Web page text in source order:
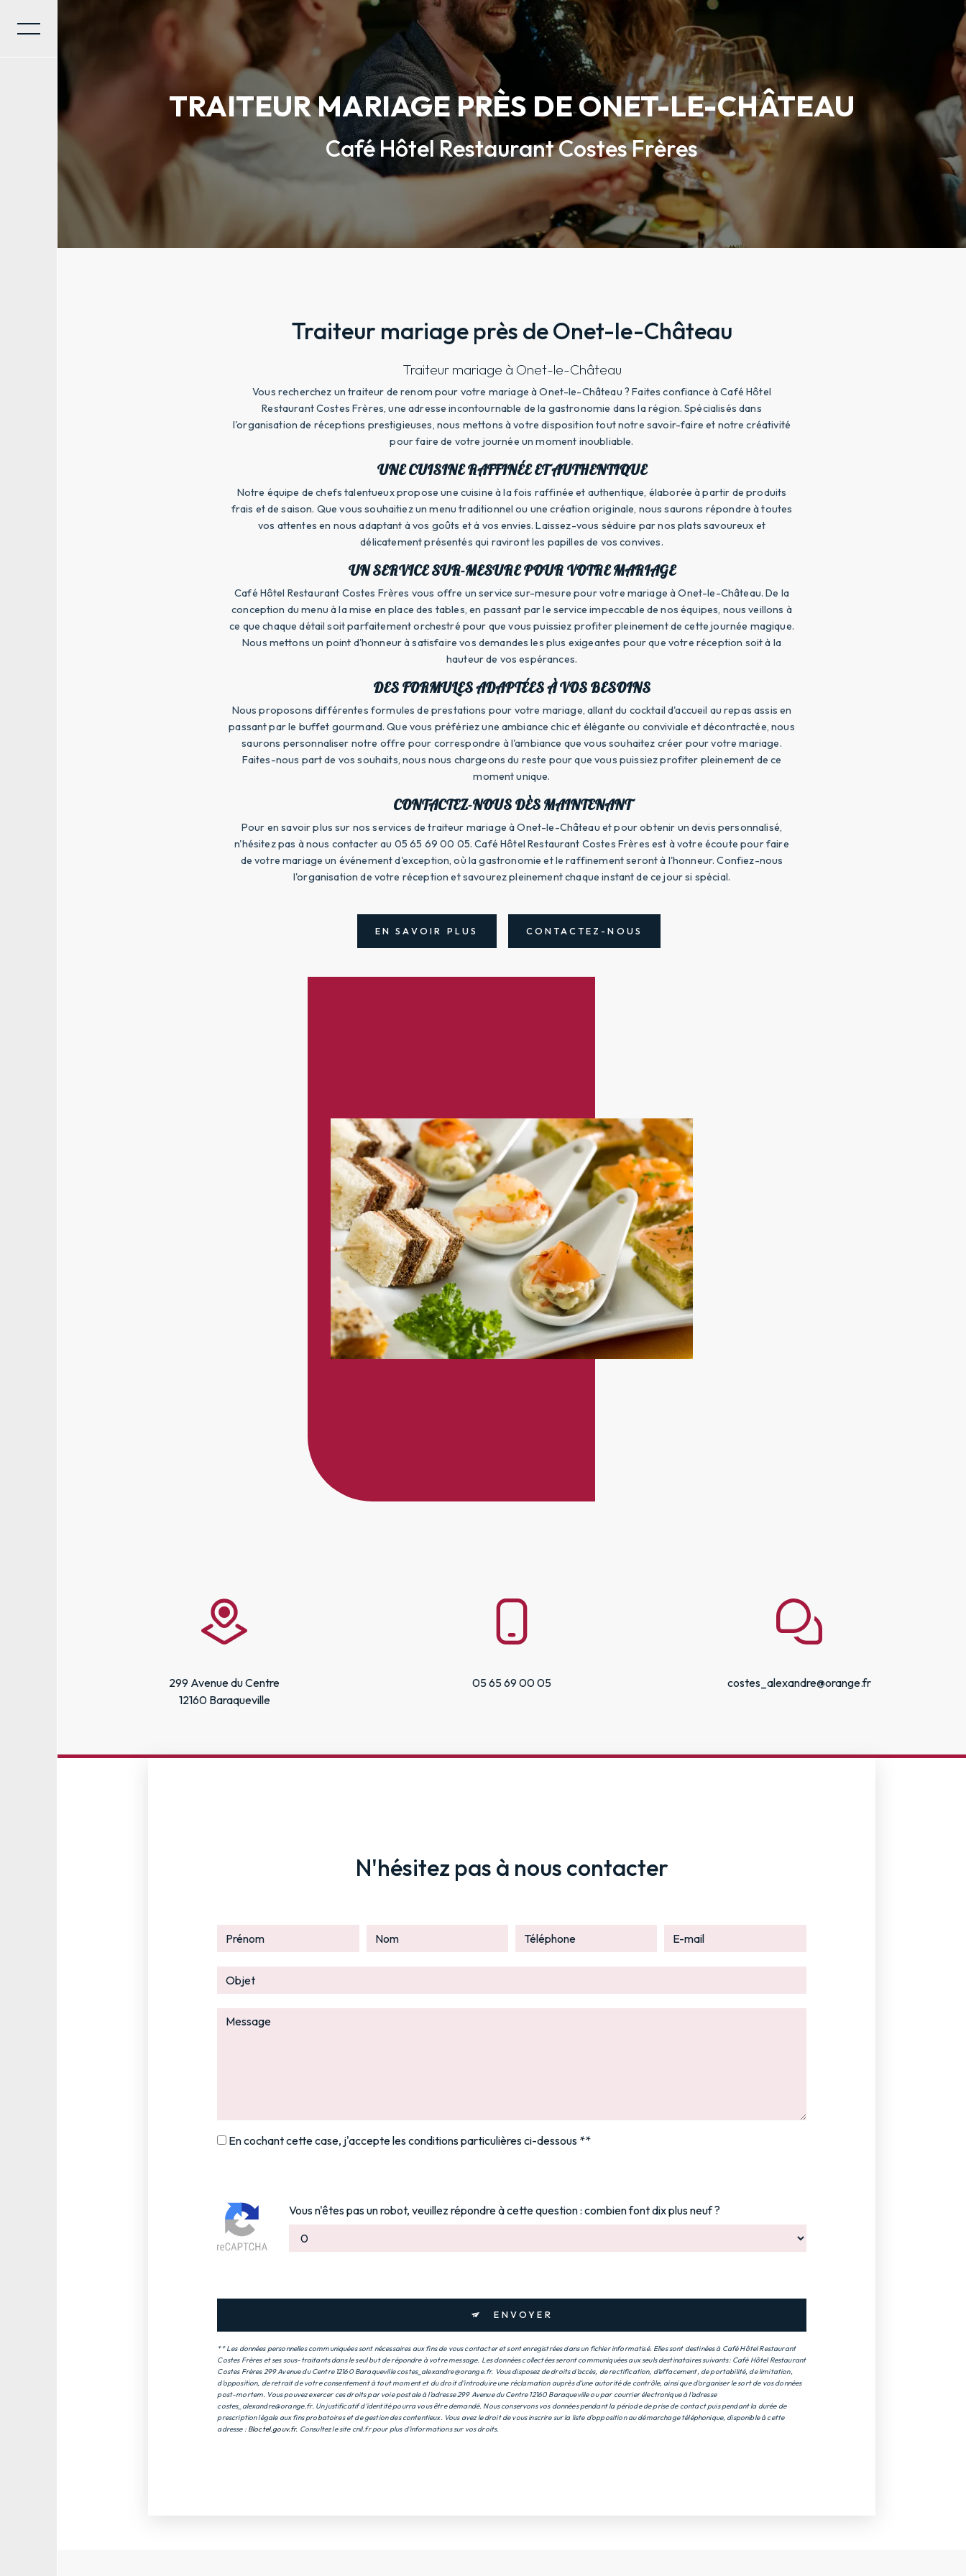
TRAITEUR MARIAGE PRÈS DE ONET-LE-CHÂTEAU
Café Hôtel Restaurant Costes Frères
Traiteur mariage près de Onet-le-Château
Traiteur mariage à Onet-le-Château
Vous recherchez un traiteur de renom pour votre mariage à Onet-le-Château ? Faites confiance à Café Hôtel
Restaurant Costes Frères, une adresse incontournable de la gastronomie dans la région. Spécialisés dans
l'organisation de réceptions prestigieuses, nous mettons à votre disposition tout notre savoir-faire et notre créativité
pour faire de votre journée un moment inoubliable.
UNE CUISINE RAFFINÉE ET AUTHENTIQUE
Notre équipe de chefs talentueux propose une cuisine à la fois raffinée et authentique, élaborée à partir de produits
frais et de saison. Que vous souhaitiez un menu traditionnel ou une création originale, nous saurons répondre à toutes
vos attentes en nous adaptant à vos goûts et à vos envies. Laissez-vous séduire par nos plats savoureux et
délicatement présentés qui raviront les papilles de vos convives.
UN SERVICE SUR-MESURE POUR VOTRE MARIAGE
Café Hôtel Restaurant Costes Frères vous offre un service sur-mesure pour votre mariage à Onet-le-Château. De la
conception du menu à la mise en place des tables, en passant par le service impeccable de nos équipes, nous veillons à
ce que chaque détail soit parfaitement orchestré pour que vous puissiez profiter pleinement de cette journée magique.
Nous mettons un point d'honneur à satisfaire vos demandes les plus exigeantes pour que votre réception soit à la
hauteur de vos espérances.
DES FORMULES ADAPTÉES À VOS BESOINS
Nous proposons différentes formules de prestations pour votre mariage, allant du cocktail d'accueil au repas assis en
passant par le buffet gourmand. Que vous préfériez une ambiance chic et élégante ou conviviale et décontractée, nous
saurons personnaliser notre offre pour correspondre à l'ambiance que vous souhaitez créer pour votre mariage.
Faites-nous part de vos souhaits, nous nous chargeons du reste pour que vous puissiez profiter pleinement de ce
moment unique.
CONTACTEZ-NOUS DÈS MAINTENANT
Pour en savoir plus sur nos services de traiteur mariage à Onet-le-Château et pour obtenir un devis personnalisé,
n'hésitez pas à nous contacter au 05 65 69 00 05. Café Hôtel Restaurant Costes Frères est à votre écoute pour faire
de votre mariage un événement d'exception, où la gastronomie et le raffinement seront à l'honneur. Confiez-nous
l'organisation de votre réception et savourez pleinement chaque instant de ce jour si spécial.
EN SAVOIR PLUS CONTACTEZ-NOUS
299 Avenue du Centre
12160 Baraqueville
05 65 69 00 05 costes_alexandre@orange.fr
N'hésitez pas à nous contacter
En cochant cette case, j'accepte les conditions particulières ci-dessous **
Vous n'êtes pas un robot, veuillez répondre à cette question : combien font dix plus neuf ?
ENVOYER
** Les données personnelles communiquées sont nécessaires aux fins de vous contacter et sont enregistrées dans un fichier informatisé. Elles sont destinées à Café Hôtel Restaurant
Costes Frères et ses sous-traitants dans le seul but de répondre à votre message. Les données collectées seront communiquées aux seuls destinataires suivants: Café Hôtel Restaurant
Costes Frères 299 Avenue du Centre 12160 Baraqueville costes_alexandre@orange.fr. Vous disposez de droits d’accès, de rectification, d’effacement, de portabilité, de limitation,
d’opposition, de retrait de votre consentement à tout moment et du droit d’introduire une réclamation auprès d’une autorité de contrôle, ainsi que d’organiser le sort de vos données
post-mortem. Vous pouvez exercer ces droits par voie postale à l'adresse 299 Avenue du Centre 12160 Baraqueville ou par courrier électronique à l'adresse
costes_alexandre@orange.fr. Un justificatif d'identité pourra vous être demandé. Nous conservons vos données pendant la période de prise de contact puis pendant la durée de
prescription légale aux fins probatoires et de gestion des contentieux. Vous avez le droit de vous inscrire sur la liste d'opposition au démarchage téléphonique, disponible à cette
adresse : Bloctel.gouv.fr. Consultez le site cnil.fr pour plus d’informations sur vos droits.